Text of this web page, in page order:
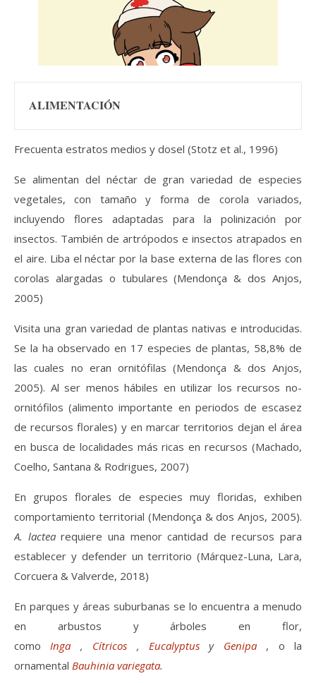
ALIMENTACIÓN
Frecuenta estratos medios y dosel (Stotz et al., 1996)
Se alimentan del néctar de gran variedad de especies
vegetales, con tamaño y forma de corola variados,
incluyendo flores adaptadas para la polinización por
insectos. También de artrópodos e insectos atrapados en
el aire. Liba el néctar por la base externa de las flores con
corolas alargadas o tubulares (Mendonça & dos Anjos,
2005)
Visita una gran variedad de plantas nativas e introducidas.
Se la ha observado en 17 especies de plantas, 58,8% de
las cuales no eran ornitófilas (Mendonça & dos Anjos,
2005). Al ser menos hábiles en utilizar los recursos no-
ornitófilos (alimento importante en periodos de escasez
de recursos florales) y en marcar territorios dejan el área
en busca de localidades más ricas en recursos (Machado,
Coelho, Santana & Rodrigues, 2007)
En grupos florales de especies muy floridas, exhiben
comportamiento territorial (Mendonça & dos Anjos, 2005).
A. lactearequiere una menor cantidad de recursos para
establecer y defender un territorio (Márquez-Luna, Lara,
Corcuera & Valverde, 2018)
En parques y áreas suburbanas se lo encuentra a menudo
en arbustos y árboles en flor,
como Inga , Cítricos , Eucalyptus y Genipa, o la
ornamental Bauhinia variegata.